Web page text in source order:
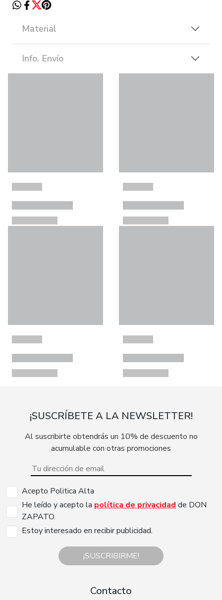
Material
Info. Envío
¡SUSCRÍBETE A LA NEWSLETTER!
Al suscribirte obtendrás un 10% de descuento no
acumulable con otras promociones
Acepto Politica Alta
He leído y acepto la política de privacidad de DON
ZAPATO.
Estoy interesado en recibir publicidad.
¡SUSCRIBIRME!
Contacto